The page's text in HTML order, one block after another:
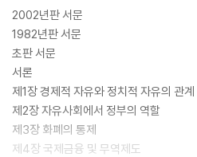
2002년판 서문
1982년판 서문
초판 서문
서론
제1장 경제적 자유와 정치적 자유의 관계
제2장 자유사회에서 정부의 역할
제3장 화폐의 통제
제4장 국제금융 및 무역제도